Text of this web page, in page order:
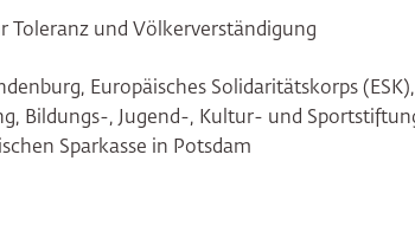
Toleranz und Völkerverständigung
Europäisches Solidaritätskorps
Bildungs-, Jugend-, Kultur- und
Sparkasse in Potsdam